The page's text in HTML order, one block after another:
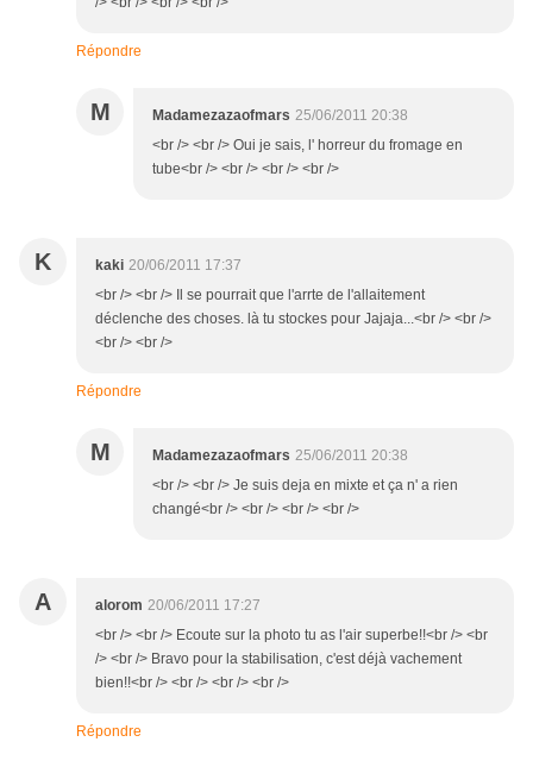
Répondre
M Madamezazaofmars 25/06/2011 20:38
<br /> <br /> Oui je sais, l' horreur du fromage en
tube<br /> <br /> <br /> <br />
K kaki 20/06/2011 17:37
<br /> <br /> Il se pourrait que l'arrte de l'allaitement
déclenche des choses. là tu stockes pour Jajaja...<br /> <br />
<br /> <br />
Répondre
M Madamezazaofmars 25/06/2011 20:38
<br /> <br /> Je suis deja en mixte et ça n' a rien
changé<br /> <br /> <br /> <br />
A alorom 20/06/2011 17:27
<br /> <br /> Ecoute sur la photo tu as l'air superbe!!<br /> <br
/> <br /> Bravo pour la stabilisation, c'est déjà vachement
bien!!<br /> <br /> <br /> <br />
Répondre